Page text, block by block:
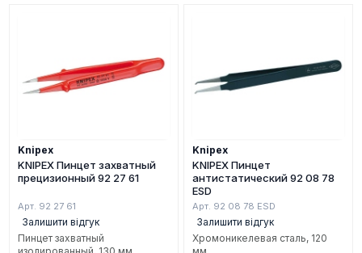
Knipex
KNIPEX Пинцет захватный
прецизионный 92 27 61
Арт. 92 27 61
Залишити відгук
Пинцет захватный
Knipex
KNIPEX Пинцет
антистатический 92 08 78
ESD
Арт. 92 08 78 ESD
Залишити відгук
Хромоникелевая сталь, 120